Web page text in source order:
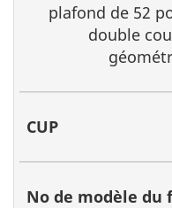
plafond de 52
double